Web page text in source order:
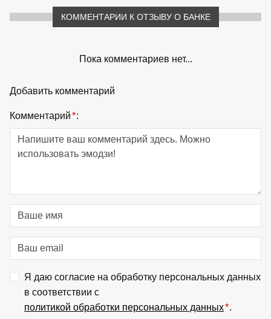
КОММЕНТАРИИ К ОТЗЫВУ О БАНКЕ
Пока комментариев нет...
Добавить комментарий
Комментарий*:
Я даю согласие на обработку персональных данных
в соответствии с
политикой обработки персональных данных*.